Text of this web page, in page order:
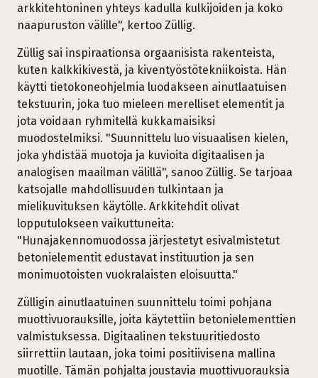
arkkitehtoninen yhteys kadulla kulkijoiden ja koko
naapuruston välille", kertoo Züllig.
Züllig sai inspiraationsa orgaanisista rakenteista,
kuten kalkkikivestä, ja kiventyöstötekniikoista. Hän
käytti tietokoneohjelmia luodakseen ainutlaatuisen
tekstuurin, joka tuo mieleen merelliset elementit ja
jota voidaan ryhmitellä kukkamaisiksi
muodostelmiksi. "Suunnittelu luo visuaalisen kielen,
joka yhdistää muotoja ja kuvioita digitaalisen ja
analogisen maailman välillä", sanoo Züllig. Se tarjoaa
katsojalle mahdollisuuden tulkintaan ja
mielikuvituksen käytölle. Arkkitehdit olivat
lopputulokseen vaikuttuneita:
"Hunajakennomuodossa järjestetyt esivalmistetut
betonielementit edustavat instituution ja sen
monimuotoisten vuokralaisten eloisuutta."
Zülligin ainutlaatuinen suunnittelu toimi pohjana
muottivuorauksille, joita käytettiin betonielementtien
valmistuksessa. Digitaalinen tekstuuritiedosto
siirrettiin lautaan, joka toimi positiivisena mallina
muotille. Tämän pohjalta joustavia muottivuorauksia